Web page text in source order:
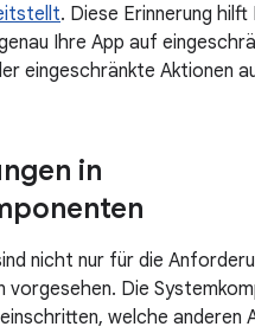
. Diese Erinnerung hilft
Ihre App auf
eingeschränkte Aktionen
in
nicht nur für die
vorgesehen. Die
welche anderen